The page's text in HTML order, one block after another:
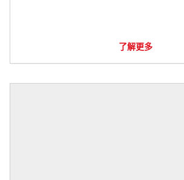
了解更多